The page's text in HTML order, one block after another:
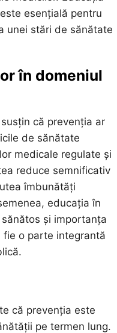
esențială pentru
unei stări de sănătate
în domeniul
că prevenția ar
de sănătate
medicale regulate și
reduce semnificativ
îmbunătăți
educația în
și importanța
fie o parte integrantă
că prevenția este
pe termen lung.